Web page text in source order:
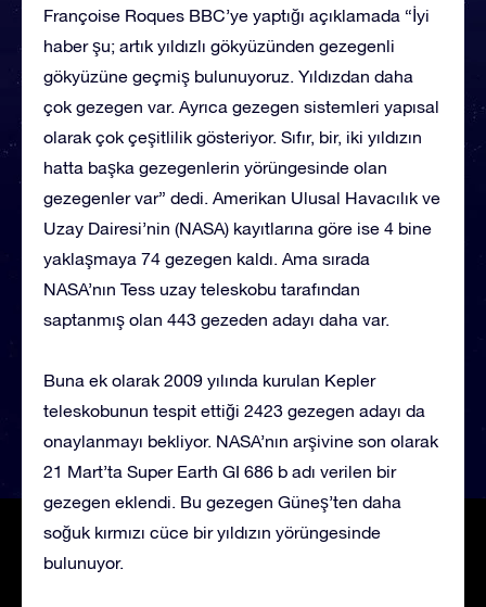
Françoise Roques BBC’ye yaptığı açıklamada “İyi
haber şu; artık yıldızlı gökyüzünden gezegenli
gökyüzüne geçmiş bulunuyoruz. Yıldızdan daha
çok gezegen var. Ayrıca gezegen sistemleri yapısal
olarak çok çeşitlilik gösteriyor. Sıfır, bir, iki yıldızın
hatta başka gezegenlerin yörüngesinde olan
gezegenler var” dedi. Amerikan Ulusal Havacılık ve
Uzay Dairesi’nin (NASA) kayıtlarına göre ise 4 bine
yaklaşmaya 74 gezegen kaldı. Ama sırada
NASA’nın Tess uzay teleskobu tarafından
saptanmış olan 443 gezeden adayı daha var.
Buna ek olarak 2009 yılında kurulan Kepler
teleskobunun tespit ettiği 2423 gezegen adayı da
onaylanmayı bekliyor. NASA’nın arşivine son olarak
21 Mart’ta Super Earth GI 686 b adı verilen bir
gezegen eklendi. Bu gezegen Güneş’ten daha
soğuk kırmızı cüce bir yıldızın yörüngesinde
bulunuyor.